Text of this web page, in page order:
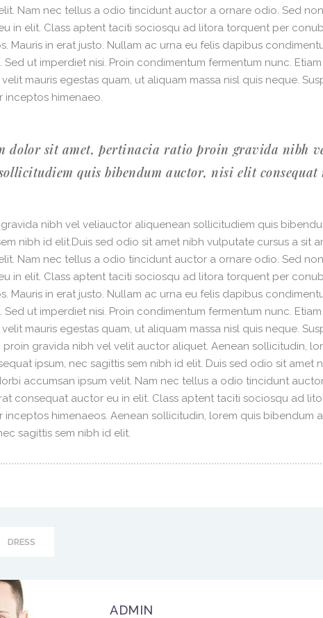
Nam nec tellus a odio tincidunt auctor a ornare odio. Sed
in elit. Class aptent taciti sociosqu ad litora torquent per
Mauris in erat justo. Nullam ac urna eu felis dapibus
ut imperdiet nisi. Proin condimentum fermentum nunc.
mauris egestas quam, ut aliquam massa nisl quis neque.
inceptos himenaeo.
dolor sit amet, pertinacia ratio proin gravida nibh
quis bibendum auctor, nisi elit consequat
nibh vel veliauctor aliquenean sollicitudiem quis
nibh id elit.Duis sed odio sit amet nibh vulputate cursus a sit
Nam nec tellus a odio tincidunt auctor a ornare odio. Sed
in elit. Class aptent taciti sociosqu ad litora torquent per
Mauris in erat justo. Nullam ac urna eu felis dapibus
ut imperdiet nisi. Proin condimentum fermentum nunc.
mauris egestas quam, ut aliquam massa nisl quis neque.
proin gravida nibh vel velit auctor aliquet. Aenean sollicitudin,
ipsum, nec sagittis sem nibh id elit. Duis sed odio sit amet
accumsan ipsum velit. Nam nec tellus a odio tincidunt
consequat auctor eu in elit. Class aptent taciti sociosqu ad
inceptos himenaeos. Aenean sollicitudin, lorem quis bibendum
sagittis sem nibh id elit.
DRESS
ADMIN